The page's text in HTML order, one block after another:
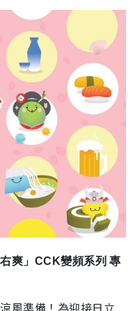
爽」CCK變頻系列 專